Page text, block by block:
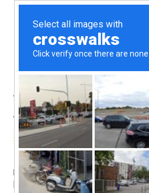
使用平行双螺杆
做什么准备？
挤出机小知识 hartek
大家有使用过平行双螺杆挤出机
的主要功能就是进行物料的挤出工
以在使用的时候需要注意的事情